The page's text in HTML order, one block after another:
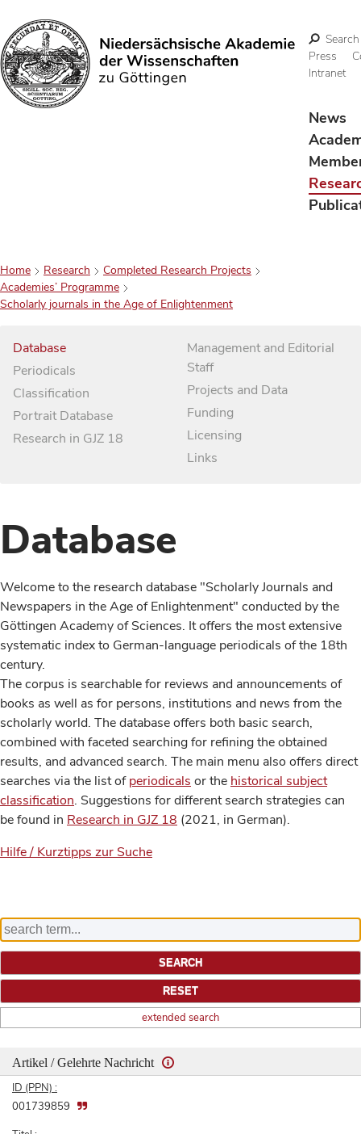
Search
Search
Press
Intranet
News
Home Research
Completed Research Projects
Academies’ Programme
Scholarly journals in the Age of Enlightenment
Database
Periodicals
Classification
Portrait Database
Research in GJZ 18
Management and Editorial
Staff
Projects and Data
Funding
Licensing
Links
Database
Welcome to the research database "Scholarly Journals and
Newspapers in the Age of Enlightenment" conducted by the
Göttingen Academy of Sciences. It offers the most extensive
systematic index to German-language periodicals of the 18th
century.
The corpus is searchable for reviews and announcements of
books as well as for persons, institutions and news from the
scholarly world. The database offers both basic search,
combined with faceted searching for refining the obtained
results, and advanced search. The main menu also offers direct
searches via the list ofperiodicals or the historical subject
classification. Suggestions for different search strategies can
be found in Research in GJZ 18 (2021, in German).
Hilfe / Kurztipps zur Suche
extended search
Artikel / Gelehrte Nachricht
ID (PPN) :
001739859